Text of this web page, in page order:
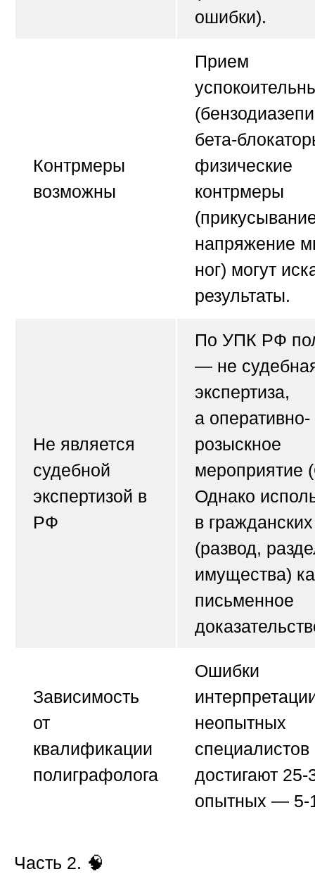
ошибки).
Контрмеры
возможны
Прием
бета-
физические
контрмеры
напряжение
ног) могут
результаты.
Не является
судебной
экспертизой в
РФ
По УПК РФ
— не
экспертиза,
а оперативно-
розыскное
мероприятие
Однако
в
(развод,
имущества)
письменное
Зависимость
от
квалификации
полиграфолога
Ошибки
неопытных
специалистов
достигают 25-
опытных — 5-
Часть 2. 🧠